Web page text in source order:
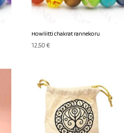
Howliitti chakrat rannekoru
12,50€